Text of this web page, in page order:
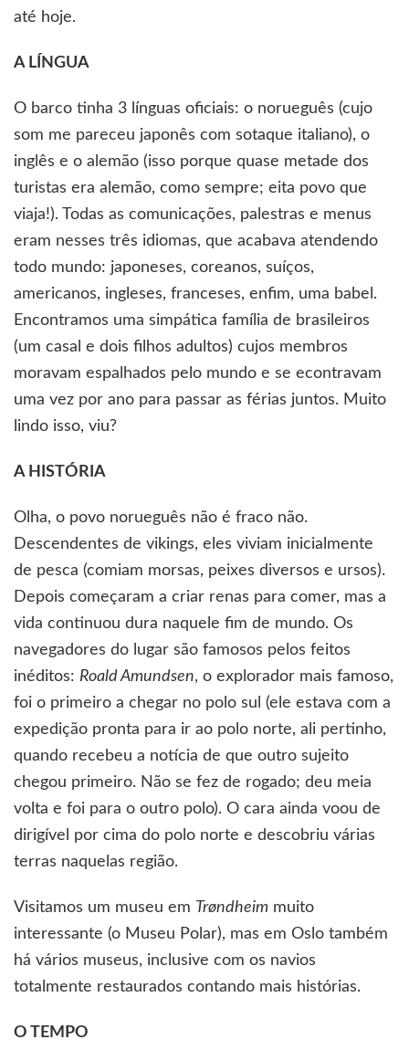
até hoje.
A LÍNGUA
O barco tinha 3 línguas oficiais: o norueguês (cujo
som me pareceu japonês com sotaque italiano), o
inglês e o alemão (isso porque quase metade dos
turistas era alemão, como sempre; eita povo que
viaja!). Todas as comunicações, palestras e menus
eram nesses três idiomas, que acabava atendendo
todo mundo: japoneses, coreanos, suíços,
americanos, ingleses, franceses, enfim, uma babel.
Encontramos uma simpática família de brasileiros
(um casal e dois filhos adultos) cujos membros
moravam espalhados pelo mundo e se econtravam
uma vez por ano para passar as férias juntos. Muito
lindo isso, viu?
A HISTÓRIA
Olha, o povo norueguês não é fraco não.
Descendentes de vikings, eles viviam inicialmente
de pesca (comiam morsas, peixes diversos e ursos).
Depois começaram a criar renas para comer, mas a
vida continuou dura naquele fim de mundo. Os
navegadores do lugar são famosos pelos feitos
inéditos: Roald Amundsen, o explorador mais famoso,
foi o primeiro a chegar no polo sul (ele estava com a
expedição pronta para ir ao polo norte, ali pertinho,
quando recebeu a notícia de que outro sujeito
chegou primeiro. Não se fez de rogado; deu meia
volta e foi para o outro polo). O cara ainda voou de
dirigível por cima do polo norte e descobriu várias
terras naquelas região.
Visitamos um museu em Trøndheim muito
interessante (o Museu Polar), mas em Oslo também
há vários museus, inclusive com os navios
totalmente restaurados contando mais histórias.
O TEMPO